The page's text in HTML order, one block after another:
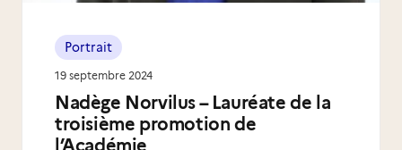
Nadège Norvilus – Lauréate de la
troisième promotion de
l’Académie
Portrait
19 septembre 2024